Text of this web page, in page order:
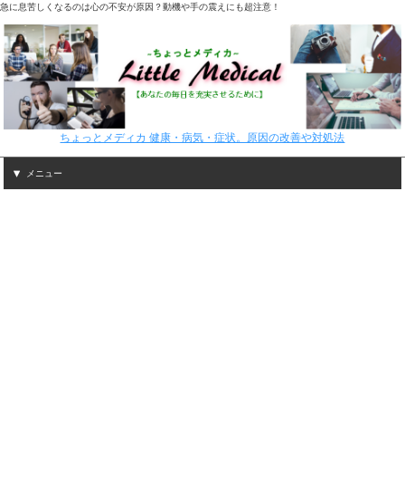
急に息苦しくなるのは心の不安が原因？動機や手の震えにも超注意！
ちょっとメディカ 健康・病気・症状。原因の改善や対処法
メニュー